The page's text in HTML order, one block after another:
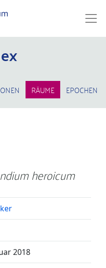
RÄUME EPOCHEN
heroicum
2018